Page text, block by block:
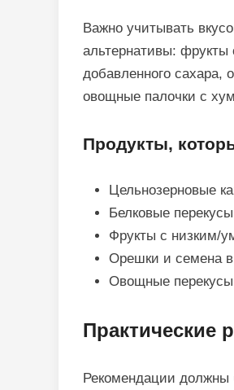
Важно учитывать
альтернативы: фрукты
добавленного сахара,
овощные палочки с
Продукты,
Цельнозерновые
Белковые
Фрукты с низким/
Орешки и семена
Овощные
Практические
Рекомендации должны